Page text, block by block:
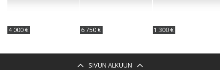
4 000 € 6 750 € 1 300 €
SIVUN ALKUUN